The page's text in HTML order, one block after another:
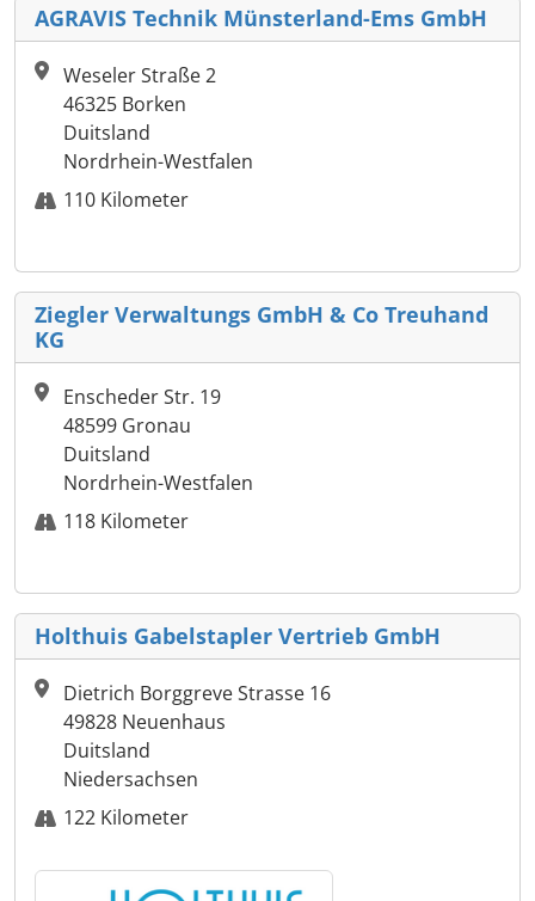
AGRAVIS Technik Münsterland-Ems GmbH
Weseler Straße 2
46325 Borken
Duitsland
Nordrhein-Westfalen
110 Kilometer
Ziegler Verwaltungs GmbH & Co Treuhand
KG
Enscheder Str. 19
48599 Gronau
Duitsland
Nordrhein-Westfalen
118 Kilometer
Holthuis Gabelstapler Vertrieb GmbH
Dietrich Borggreve Strasse 16
49828 Neuenhaus
Duitsland
Niedersachsen
122 Kilometer